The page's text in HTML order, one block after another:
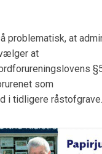
problematisk, at
at
som
i tidligere råstofgrave.